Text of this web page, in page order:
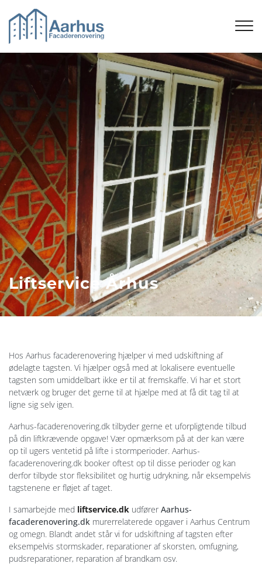
til
hovedindhold
Liftservice Århus
Hos Aarhus facaderenovering hjælper vi med udskiftning af
ødelagte tagsten. Vi hjælper også med at lokalisere eventuelle
tagsten som umiddelbart ikke er til at fremskaffe. Vi har et stort
netværk og bruger det gerne til at hjælpe med at få dit tag til at
ligne sig selv igen.
Aarhus-facaderenovering.dk tilbyder gerne et uforpligtende tilbud
på din liftkrævende opgave! Vær opmærksom på at der kan være
op til ugers ventetid på lifte i stormperioder. Aarhus-
facaderenovering.dk booker oftest op til disse perioder og kan
derfor tilbyde stor fleksibilitet og hurtig udrykning, når eksempelvis
tagstenene er fløjet af taget.
I samarbejde med liftservice.dk udførerAarhus-
facaderenovering.dk murerrelaterede opgaver i Aarhus Centrum
og omegn. Blandt andet står vi for udskiftning af tagsten efter
eksempelvis stormskader, reparationer af skorsten, omfugning,
pudsreparationer, reparation af brandkam osv.